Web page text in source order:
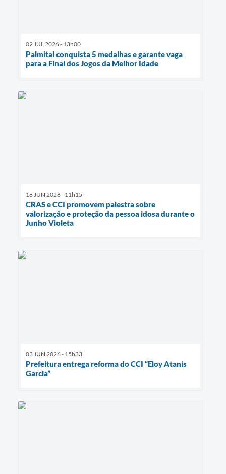
02 JUL 2026 - 13h00
Palmital conquista 5 medalhas e garante vaga
para a Final dos Jogos da Melhor Idade
18 JUN 2026 - 11h15
CRAS e CCI promovem palestra sobre
valorização e proteção da pessoa idosa durante o
Junho Violeta
03 JUN 2026 - 15h33
Prefeitura entrega reforma do CCI “Eloy Atanis
Garcia”